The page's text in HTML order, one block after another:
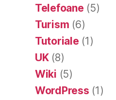
Telefoane (5)
Turism (6)
Tutoriale (1)
UK(8)
Wiki (5)
WordPress (1)